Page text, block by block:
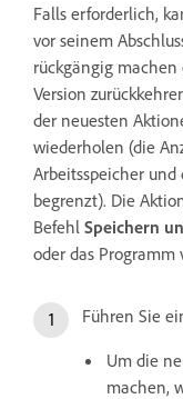
Falls erforderlich,
vor seinem
rückgängig machen
Version
der neuesten
wiederholen (die
Arbeitsspeicher
begrenzt). Die
Befehl Speichern
oder das Programm
Führen Sie
Um die
machen,